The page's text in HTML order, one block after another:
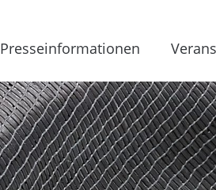
Presseinformationen